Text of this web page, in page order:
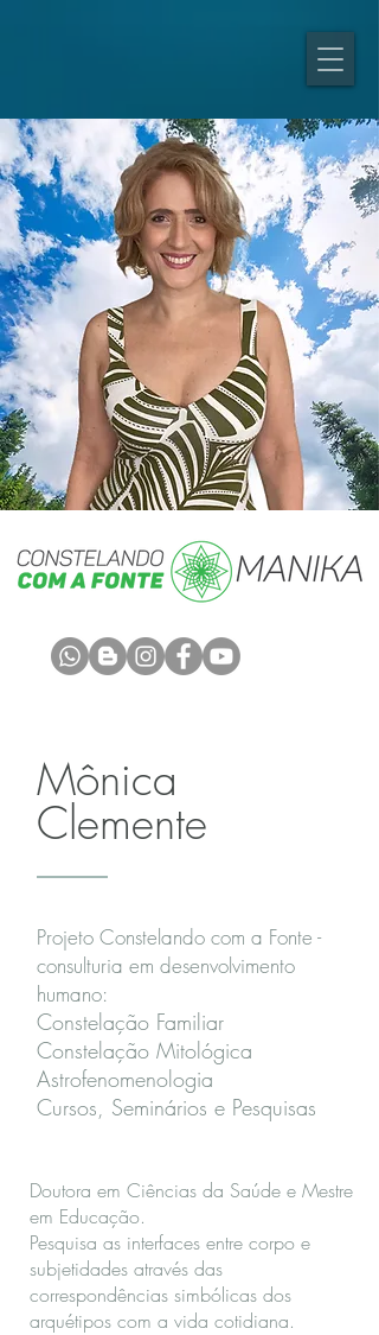
Mônica
Clemente
Projeto Constelando com a Fonte -
consulturia em desenvolvimento
humano:
Constelação Familiar
Constelação Mitológica
Astrofenomenologia
Cursos, Seminários e Pesquisas
Doutora em Ciências da Saúde e Mestre
em Educação.
Pesquisa as interfaces entre corpo e
subjetidades através das
correspondências simbólicas dos
arquétipos com a vida cotidiana.